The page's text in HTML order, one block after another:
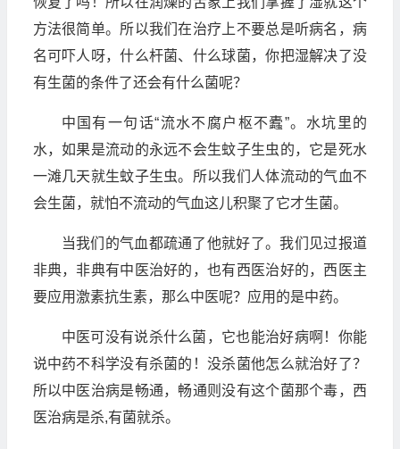
方法很简单。所以我们在治疗上不要总是听病名，病
名可吓人呀，什么杆菌、什么球菌，你把湿解决了没
有生菌的条件了还会有什么菌呢？
中国有一句话“流水不腐户枢不蠹”。水坑里的
水，如果是流动的永远不会生蚊子生虫的，它是死水
一滩几天就生蚊子生虫。所以我们人体流动的气血不
会生菌，就怕不流动的气血这儿积聚了它才生菌。
当我们的气血都疏通了他就好了。我们见过报道
非典，非典有中医治好的，也有西医治好的，西医主
要应用激素抗生素，那么中医呢？应用的是中药。
中医可没有说杀什么菌，它也能治好病啊！你能
说中药不科学没有杀菌的！没杀菌他怎么就治好了？
所以中医治病是畅通，畅通则没有这个菌那个毒，西
医治病是杀,有菌就杀。